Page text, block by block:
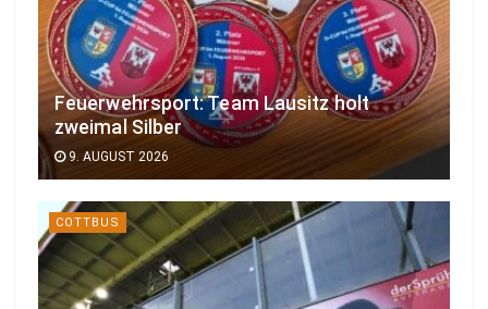
Feuerwehrsport: Team Lausitz holt
zweimal Silber
9. AUGUST 2026
COTTBUS